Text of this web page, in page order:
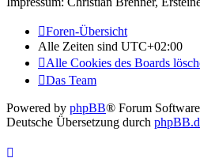
Foren-Übersicht
Alle Zeiten sind UTC+02:00
Alle Cookies des Boards
Das Team
Powered by phpBB® Forum
Deutsche Übersetzung durch